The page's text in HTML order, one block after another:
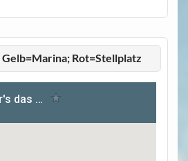
Rot=Stellplatz